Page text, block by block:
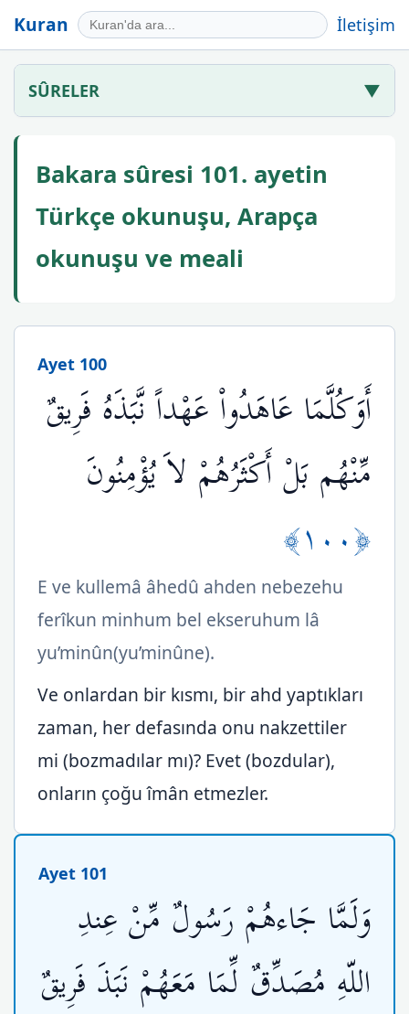
Kuran İletişim
SÛRELER ▼
Bakara sûresi 101. ayetin
Türkçe okunuşu, Arapça
okunuşu ve meali
Ayet 100
أَوَكُلَّمَا عَاهَدُواْ عَهْداً نَّبَذَهُ فَرِيقٌ
مِّنْهُم بَلْ أَكْثَرُهُمْ لاَ يُؤْمِنُونَ
﴿١٠٠﴾
E ve kullemâ âhedû ahden nebezehu
ferîkun minhum bel ekseruhum lâ
yu’minûn(yu’minûne).
Ve onlardan bir kısmı, bir ahd yaptıkları
zaman, her defasında onu nakzettiler
mi (bozmadılar mı)? Evet (bozdular),
onların çoğu îmân etmezler.
Ayet 101
وَلَمَّا جَاءهُمْ رَسُولٌ مِّنْ عِندِ
اللّهِ مُصَدِّقٌ لِّمَا مَعَهُمْ نَبَذَ فَرِيقٌ